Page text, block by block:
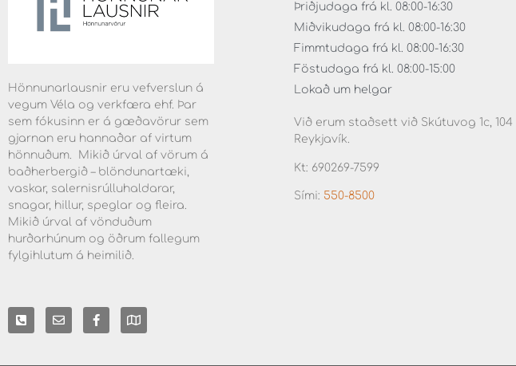
Hönnunarlausnir eru vefverslun á
vegum Véla og verkfæra ehf. Þar
sem fókusinn er á gæðavörur sem
gjarnan eru hannaðar af virtum
hönnuðum. Mikið úrval af vörum á
baðherbergið – blöndunartæki,
vaskar, salernisrúlluhaldarar,
snagar, hillur, speglar og fleira.
Mikið úrval af vönduðum
hurðarhúnum og öðrum fallegum
fylgihlutum á heimilið.
Þriðjudaga frá kl. 08:00-16:30
Miðvikudaga frá kl. 08:00-16:30
Fimmtudaga frá kl. 08:00-16:30
Föstudaga frá kl. 08:00-15:00
Lokað um helgar
Við erum staðsett við Skútuvog 1c, 104
Reykjavík.
Kt: 690269-7599
Sími: 550-8500